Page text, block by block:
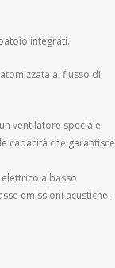
integrati.
al flusso di
ventilatore speciale,
capacità che garantisce
a basso
emissioni acustiche.